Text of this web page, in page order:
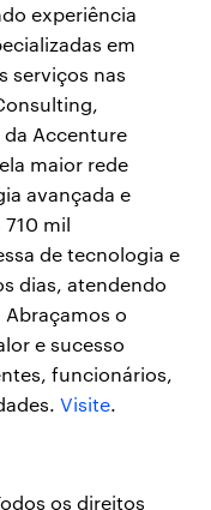
experiência
em
serviços nas
Accenture
maior rede
avançada e
mil
de tecnologia e
dias, atendendo
Abraçamos o
e sucesso
funcionários,
Visite.
os direitos